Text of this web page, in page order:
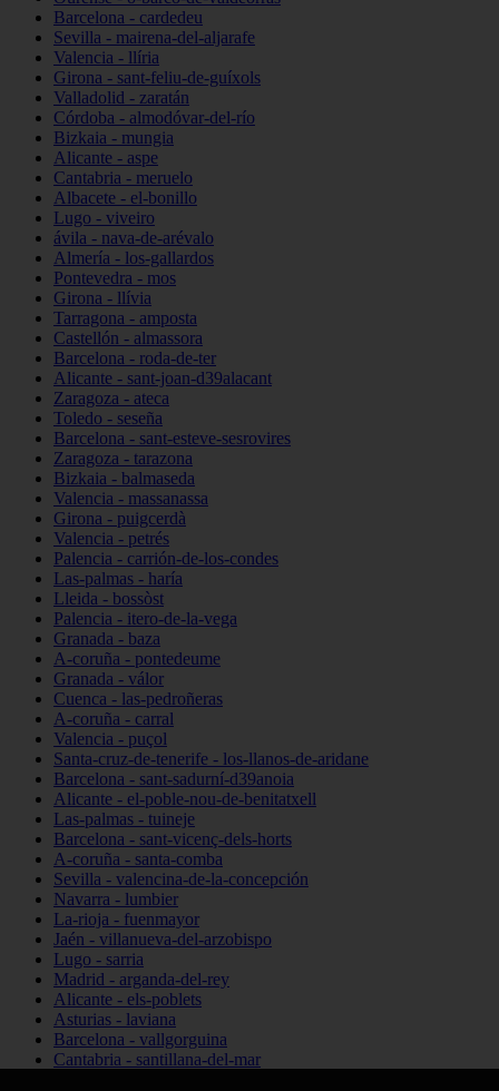
Barcelona - cardedeu
Sevilla - mairena-del-aljarafe
Valencia - llíria
Girona - sant-feliu-de-guíxols
Valladolid - zaratán
Córdoba - almodóvar-del-río
Bizkaia - mungia
Alicante - aspe
Cantabria - meruelo
Albacete - el-bonillo
Lugo - viveiro
ávila - nava-de-arévalo
Almería - los-gallardos
Pontevedra - mos
Girona - llívia
Tarragona - amposta
Castellón - almassora
Barcelona - roda-de-ter
Alicante - sant-joan-d39alacant
Zaragoza - ateca
Toledo - seseña
Barcelona - sant-esteve-sesrovires
Zaragoza - tarazona
Bizkaia - balmaseda
Valencia - massanassa
Girona - puigcerdà
Valencia - petrés
Palencia - carrión-de-los-condes
Las-palmas - haría
Lleida - bossòst
Palencia - itero-de-la-vega
Granada - baza
A-coruña - pontedeume
Granada - válor
Cuenca - las-pedroñeras
A-coruña - carral
Valencia - puçol
Santa-cruz-de-tenerife - los-llanos-de-aridane
Barcelona - sant-sadurní-d39anoia
Alicante - el-poble-nou-de-benitatxell
Las-palmas - tuineje
Barcelona - sant-vicenç-dels-horts
A-coruña - santa-comba
Sevilla - valencina-de-la-concepción
Navarra - lumbier
La-rioja - fuenmayor
Jaén - villanueva-del-arzobispo
Lugo - sarria
Madrid - arganda-del-rey
Alicante - els-poblets
Asturias - laviana
Barcelona - vallgorguina
Cantabria - santillana-del-mar